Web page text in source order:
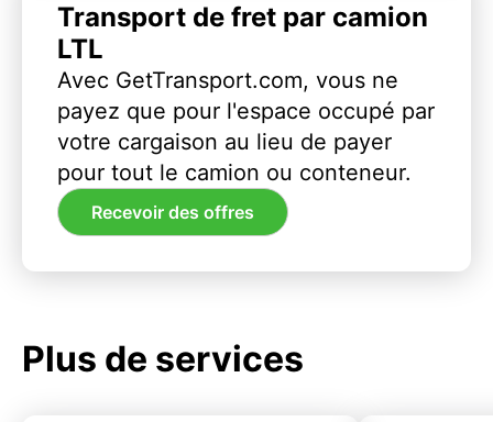
Transport de fret par camion
LTL
Avec GetTransport.com, vous ne
payez que pour l'espace occupé par
votre cargaison au lieu de payer
pour tout le camion ou conteneur.
Recevoir des offres
Plus de services